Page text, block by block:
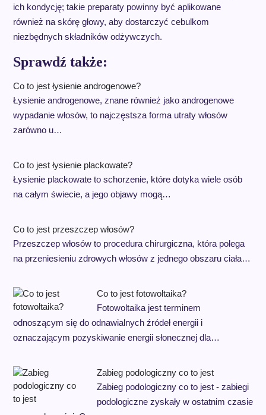
ich kondycję; takie preparaty powinny być aplikowane
również na skórę głowy, aby dostarczyć cebulkom
niezbędnych składników odżywczych.
Sprawdź także:
Co to jest łysienie androgenowe?
Łysienie androgenowe, znane również jako androgenowe
wypadanie włosów, to najczęstsza forma utraty włosów
zarówno u…
Co to jest łysienie plackowate?
Łysienie plackowate to schorzenie, które dotyka wiele osób
na całym świecie, a jego objawy mogą…
Co to jest przeszczep włosów?
Przeszczep włosów to procedura chirurgiczna, która polega
na przeniesieniu zdrowych włosów z jednego obszaru ciała…
Co to jest fotowoltaika?
Fotowoltaika jest terminem
odnoszącym się do odnawialnych źródeł energii i
oznaczającym pozyskiwanie energii słonecznej dla…
Zabieg podologiczny co to jest
Zabieg podologiczny co to jest - zabiegi
podologiczne zyskały w ostatnim czasie